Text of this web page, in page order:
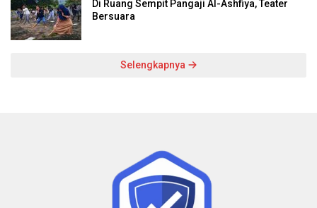
Di Ruang Sempit Pangaji Al-Ashfiya, Teater
Bersuara
Selengkapnya